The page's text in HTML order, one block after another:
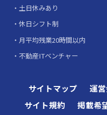
土日休みあり
休日シフト制
月平均残業20時間以内
不動産ITベンチャー
サイトマップ 運
サイト規約
掲載希